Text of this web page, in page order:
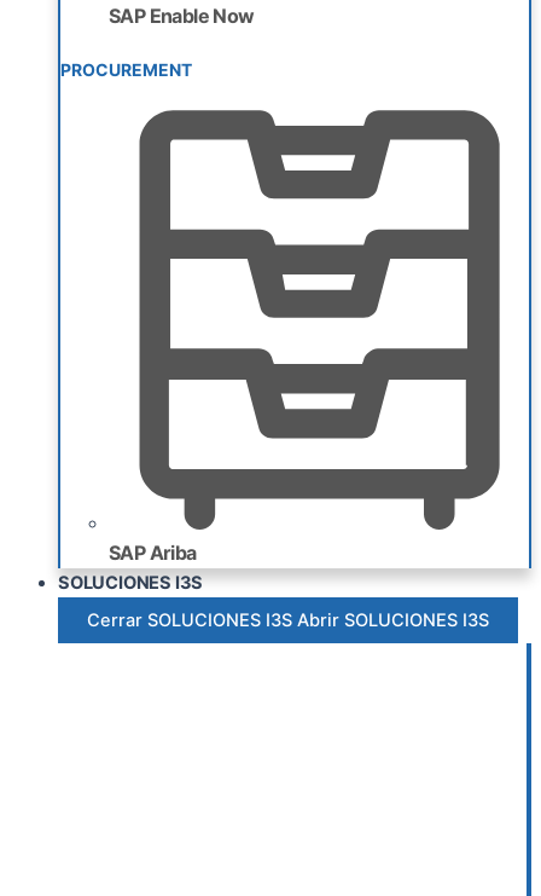
SAP Enable Now
PROCUREMENT
SAP Ariba
SOLUCIONES I3S
Cerrar SOLUCIONES I3S Abrir SOLUCIONES I3S